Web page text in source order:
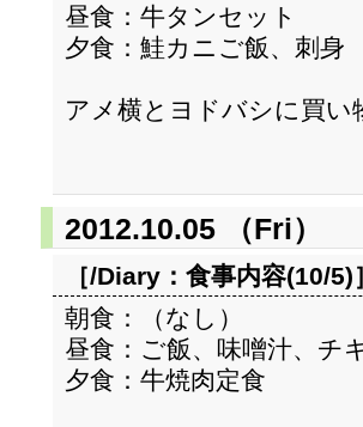
昼食：牛タンセット
夕食：鮭カニご飯、刺身
アメ横とヨドバシに買い
2012.10.05 （Fri）
［/Diary： 食事内容(10/5)
朝食：（なし）
昼食：ご飯、味噌汁、チ
夕食：牛焼肉定食